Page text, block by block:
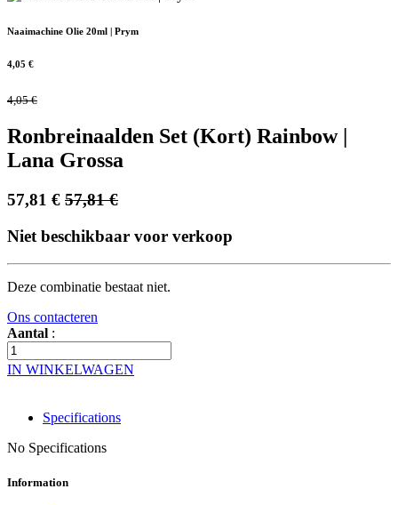
Naaimachine Olie 20ml | Prym
4,05 €
4,05€
Ronbreinaalden Set (Kort) Rainbow |
Lana Grossa
57,81 € 57,81€
Niet beschikbaar voor verkoop
Deze combinatie bestaat niet.
Ons contacteren
Aantal :
IN WINKELWAGEN
Specifications
No Specifications
Information